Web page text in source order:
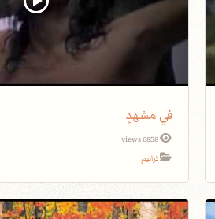
في مشهدٍ
6858 views
ترانيم